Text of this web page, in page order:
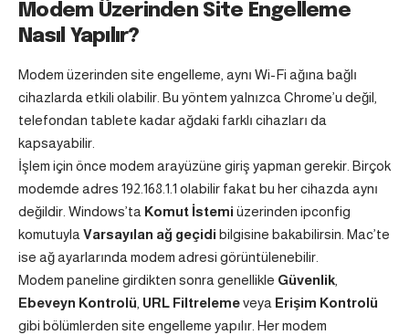
Modem Üzerinden Site Engelleme
Nasıl Yapılır?
Modem üzerinden site engelleme, aynı Wi-Fi ağına bağlı
cihazlarda etkili olabilir. Bu yöntem yalnızca Chrome’u değil,
telefondan tablete kadar ağdaki farklı cihazları da
kapsayabilir.
İşlem için önce modem arayüzüne giriş yapman gerekir. Birçok
modemde adres 192.168.1.1 olabilir fakat bu her cihazda aynı
değildir. Windows’ta Komut İstemi üzerinden ipconfig
komutuyla Varsayılan ağ geçidi bilgisine bakabilirsin. Mac’te
ise ağ ayarlarında modem adresi görüntülenebilir.
Modem paneline girdikten sonra genellikle Güvenlik
Ebeveyn Kontrolü URL Filtrelemeveya Erişim Kontrolü
gibi bölümlerden site engelleme yapılır. Her modem